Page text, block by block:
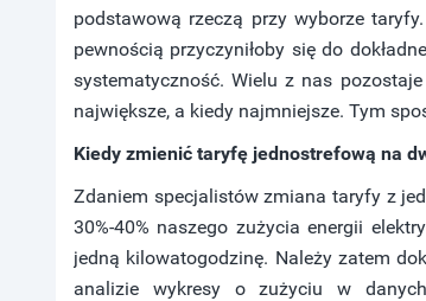
podstawową rzeczą przy wyborze
pewnością przyczyniłoby się do
systematyczność. Wielu z nas
największe, a kiedy najmniejsze. Tym
Kiedy zmienić taryfę jednostrefową na
Zdaniem specjalistów zmiana taryfy z
30%-40% naszego zużycia energii
jedną kilowatogodzinę. Należy zatem
analizie wykresy o zużyciu w